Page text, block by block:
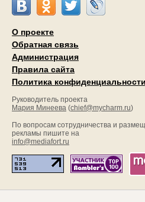
О проекте
Обратная связь
Администрация
Правила сайта
Политика конфиденциальности
Руководитель проекта
Мария Минеева (chief@mycharm.ru)
По вопросам сотрудничества и
рекламы пишите на
info@mediafort.ru